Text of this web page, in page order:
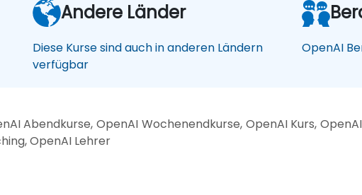
Andere Länder
Diese Kurse sind auch in anderen Ländern
verfügbar
OpenAI
Abendkurse, OpenAI Wochenendkurse, OpenAI Kurs,
OpenAI Lehrer